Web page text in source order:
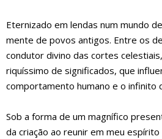
Eternizado em lendas num mundo
mente de povos antigos. Entre os
condutor divino das cortes
riquíssimo de significados, que
comportamento humano e o infinito
Sob a forma de um magnífico
da criação ao reunir em meu